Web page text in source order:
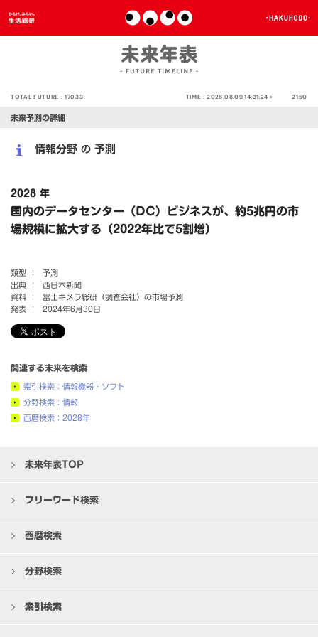
TOTAL FUTURE :17033 TIME :2026.08.09 14:31:24 > 2150
未来予測の詳細
情報分野 の 予測
2028 年
国内のデータセンター（DC）ビジネスが、約5兆円の市
場規模に拡大する（2022年比で5割増）
類型 ：
予測
出典 ：
西日本新聞
資料 ：
富士キメラ総研（調査会社）の市場予測
発表 ：
2024年6月30日
関連する未来を検索
索引検索：情報機器・ソフト
分野検索：情報
西暦検索：2028年
未来年表TOP
フリーワード検索
西暦検索
分野検索
索引検索